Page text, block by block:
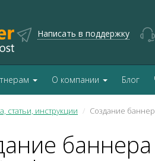
Написать в поддержку
О компании Блог
статьи, инструкции Создание